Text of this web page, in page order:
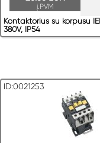
į.PVM
Kontaktorius su korpusu
380V, IP54
ID:0021253